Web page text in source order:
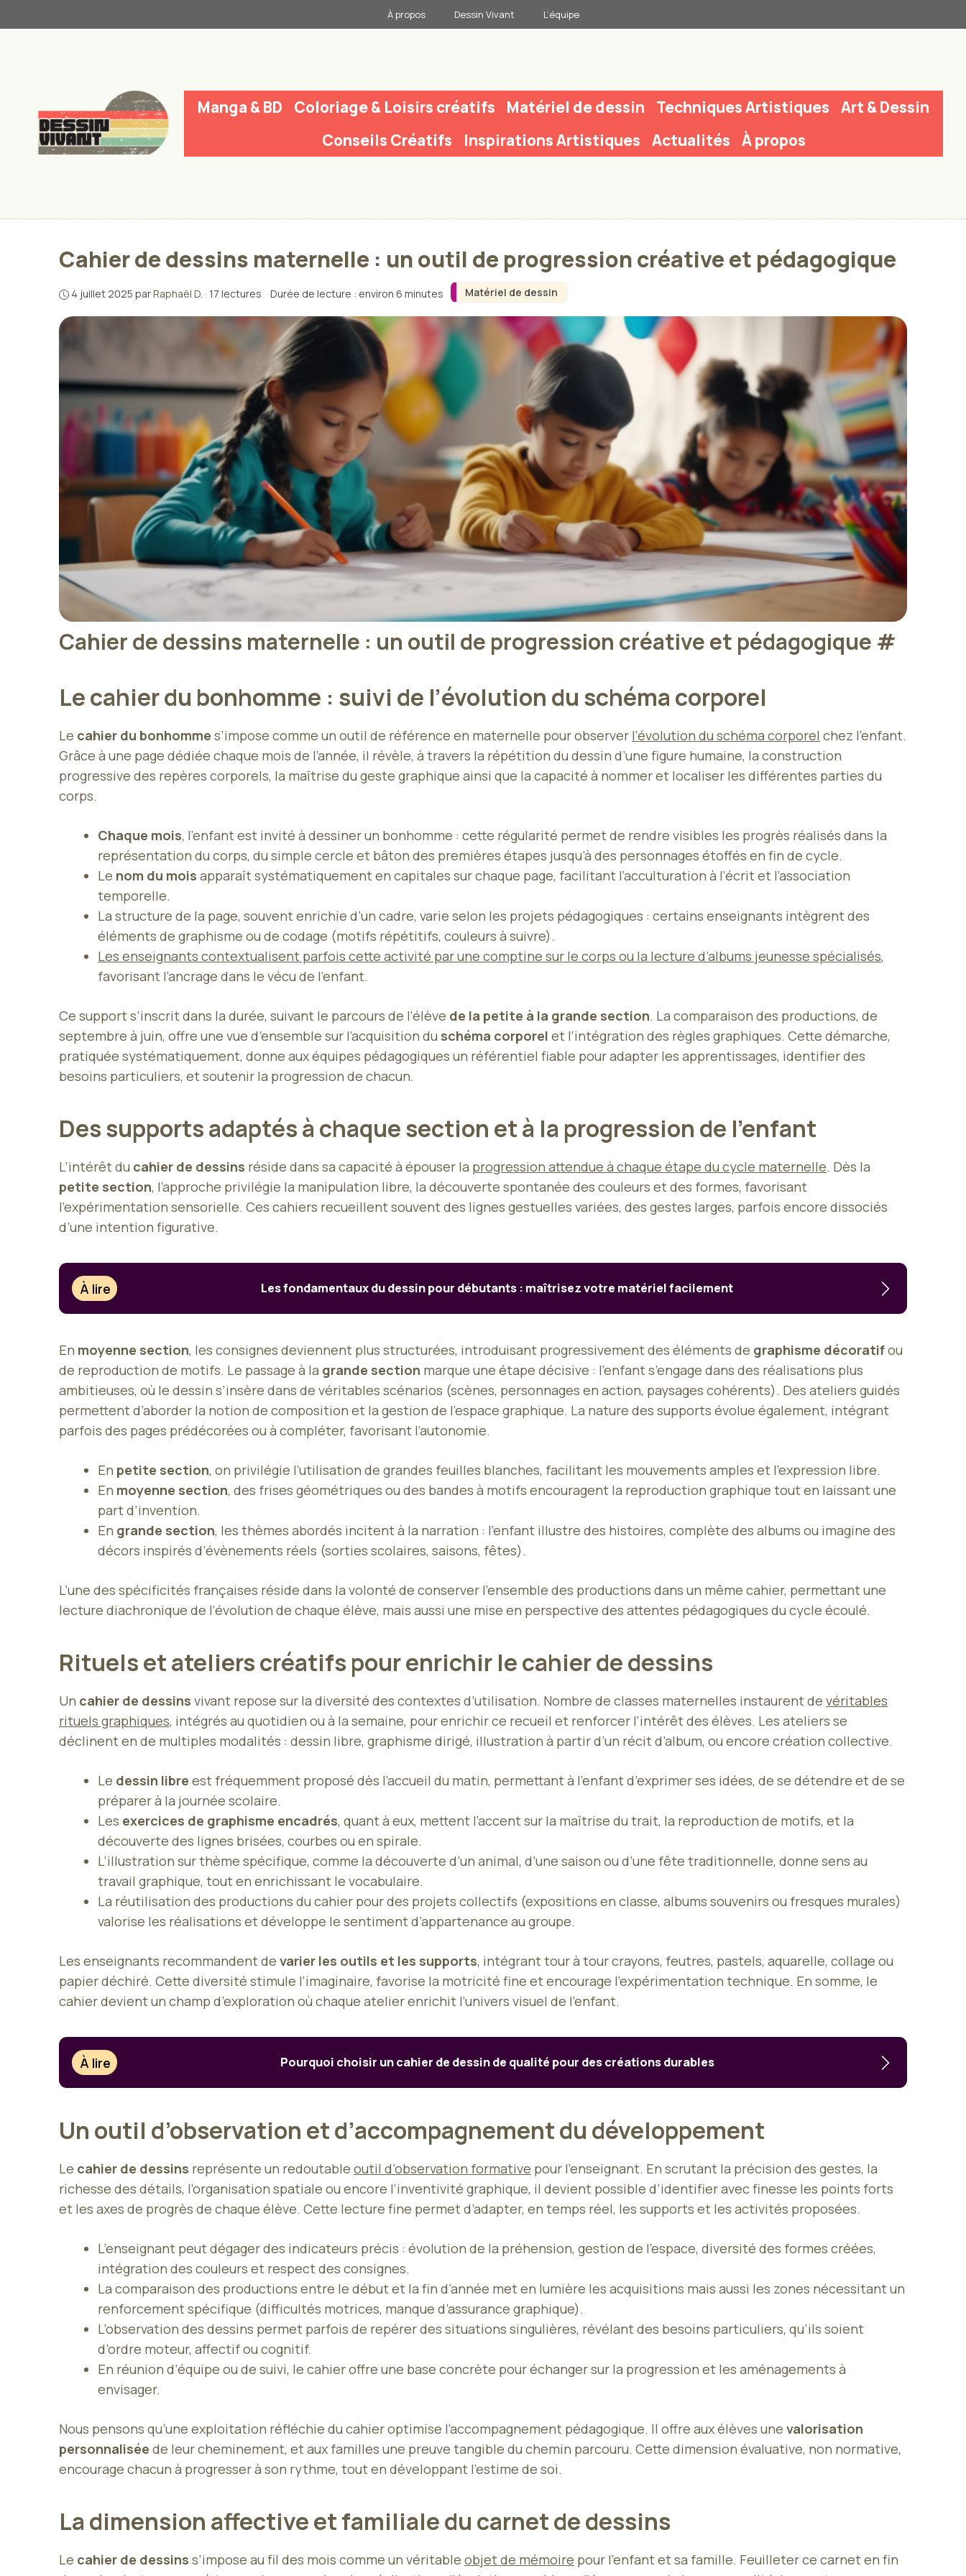
au
À propos Dessin Vivant L’équipe
Manga & BD Coloriage & Loisirs créatifs Matériel de dessin Techniques Artistiques
Art & Dessin
Conseils Créatifs
Inspirations Artistiques Actualités À propos
Matériel de dessin
Cahier de dessins maternelle : un outil de progression créative et pédagogique
4 juillet 2025 parRaphaël D. · 17 lectures · Durée de lecture : environ 6 minutes
Cahier de dessins maternelle : un outil de progression créative et pédagogique #
Le cahier du bonhomme : suivi de l’évolution du schéma corporel
Le cahier du bonhomme s’impose comme un outil de référence en maternelle pour observer l’évolution du schéma corporel chez l’enfant.
Grâce à une page dédiée chaque mois de l’année, il révèle, à travers la répétition du dessin d’une figure humaine, la construction
progressive des repères corporels, la maîtrise du geste graphique ainsi que la capacité à nommer et localiser les différentes parties du
corps.
Chaque mois, l’enfant est invité à dessiner un bonhomme : cette régularité permet de rendre visibles les progrès réalisés dans la
représentation du corps, du simple cercle et bâton des premières étapes jusqu’à des personnages étoffés en fin de cycle.
Le nom du mois apparaît systématiquement en capitales sur chaque page, facilitant l’acculturation à l’écrit et l’association
temporelle.
La structure de la page, souvent enrichie d’un cadre, varie selon les projets pédagogiques : certains enseignants intègrent des
éléments de graphisme ou de codage (motifs répétitifs, couleurs à suivre).
Les enseignants contextualisent parfois cette activité par une comptine sur le corps ou la lecture d’albums jeunesse spécialisés,
favorisant l’ancrage dans le vécu de l’enfant.
Ce support s’inscrit dans la durée, suivant le parcours de l’élève de la petite à la grande section. La comparaison des productions, de
septembre à juin, offre une vue d’ensemble sur l’acquisition du schéma corporel et l’intégration des règles graphiques. Cette démarche,
pratiquée systématiquement, donne aux équipes pédagogiques un référentiel fiable pour adapter les apprentissages, identifier des
besoins particuliers, et soutenir la progression de chacun.
Des supports adaptés à chaque section et à la progression de l’enfant
L’intérêt du cahier de dessins réside dans sa capacité à épouser la progression attendue à chaque étape du cycle maternelle. Dès la
petite section, l’approche privilégie la manipulation libre, la découverte spontanée des couleurs et des formes, favorisant
l’expérimentation sensorielle. Ces cahiers recueillent souvent des lignes gestuelles variées, des gestes larges, parfois encore dissociés
d’une intention figurative.
À lire Les fondamentaux du dessin pour débutants : maîtrisez votre matériel facilement
En moyenne section, les consignes deviennent plus structurées, introduisant progressivement des éléments de graphisme décoratifou
de reproduction de motifs. Le passage à la grande section marque une étape décisive : l’enfant s’engage dans des réalisations plus
ambitieuses, où le dessin s’insère dans de véritables scénarios (scènes, personnages en action, paysages cohérents). Des ateliers guidés
permettent d’aborder la notion de composition et la gestion de l’espace graphique. La nature des supports évolue également, intégrant
parfois des pages prédécorées ou à compléter, favorisant l’autonomie.
En petite section, on privilégie l’utilisation de grandes feuilles blanches, facilitant les mouvements amples et l’expression libre.
En moyenne section, des frises géométriques ou des bandes à motifs encouragent la reproduction graphique tout en laissant une
part d’invention.
En grande section, les thèmes abordés incitent à la narration : l’enfant illustre des histoires, complète des albums ou imagine des
décors inspirés d’évènements réels (sorties scolaires, saisons, fêtes).
L’une des spécificités françaises réside dans la volonté de conserver l’ensemble des productions dans un même cahier, permettant une
lecture diachronique de l’évolution de chaque élève, mais aussi une mise en perspective des attentes pédagogiques du cycle écoulé.
Rituels et ateliers créatifs pour enrichir le cahier de dessins
Un cahier de dessins vivant repose sur la diversité des contextes d’utilisation. Nombre de classes maternelles instaurent de véritables
rituels graphiques, intégrés au quotidien ou à la semaine, pour enrichir ce recueil et renforcer l’intérêt des élèves. Les ateliers se
déclinent en de multiples modalités : dessin libre, graphisme dirigé, illustration à partir d’un récit d’album, ou encore création collective.
Le dessin libre est fréquemment proposé dès l’accueil du matin, permettant à l’enfant d’exprimer ses idées, de se détendre et de se
préparer à la journée scolaire.
Les exercices de graphisme encadrés, quant à eux, mettent l’accent sur la maîtrise du trait, la reproduction de motifs, et la
découverte des lignes brisées, courbes ou en spirale.
L’illustration sur thème spécifique, comme la découverte d’un animal, d’une saison ou d’une fête traditionnelle, donne sens au
travail graphique, tout en enrichissant le vocabulaire.
La réutilisation des productions du cahier pour des projets collectifs (expositions en classe, albums souvenirs ou fresques murales)
valorise les réalisations et développe le sentiment d’appartenance au groupe.
Les enseignants recommandent de varier les outils et les supports, intégrant tour à tour crayons, feutres, pastels, aquarelle, collage ou
papier déchiré. Cette diversité stimule l’imaginaire, favorise la motricité fine et encourage l’expérimentation technique. En somme, le
cahier devient un champ d’exploration où chaque atelier enrichit l’univers visuel de l’enfant.
À lire Pourquoi choisir un cahier de dessin de qualité pour des créations durables
Un outil d’observation et d’accompagnement du développement
Le cahier de dessins représente un redoutable outil d’observation formative pour l’enseignant. En scrutant la précision des gestes, la
richesse des détails, l’organisation spatiale ou encore l’inventivité graphique, il devient possible d’identifier avec finesse les points forts
et les axes de progrès de chaque élève. Cette lecture fine permet d’adapter, en temps réel, les supports et les activités proposées.
L’enseignant peut dégager des indicateurs précis : évolution de la préhension, gestion de l’espace, diversité des formes créées,
intégration des couleurs et respect des consignes.
La comparaison des productions entre le début et la fin d’année met en lumière les acquisitions mais aussi les zones nécessitant un
renforcement spécifique (difficultés motrices, manque d’assurance graphique).
L’observation des dessins permet parfois de repérer des situations singulières, révélant des besoins particuliers, qu’ils soient
d’ordre moteur, affectif ou cognitif.
En réunion d’équipe ou de suivi, le cahier offre une base concrète pour échanger sur la progression et les aménagements à
envisager.
Nous pensons qu’une exploitation réfléchie du cahier optimise l’accompagnement pédagogique. Il offre aux élèves une valorisation
personnalisée de leur cheminement, et aux familles une preuve tangible du chemin parcouru. Cette dimension évaluative, non normative,
encourage chacun à progresser à son rythme, tout en développant l’estime de soi.
La dimension affective et familiale du carnet de dessins
Le cahier de dessins s’impose au fil des mois comme un véritable objet de mémoire pour l’enfant et sa famille. Feuilleter ce carnet en fin